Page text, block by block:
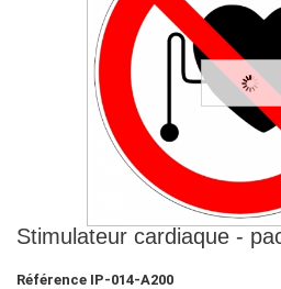
Stimulateur cardiaque -
Référence IP-014-A200